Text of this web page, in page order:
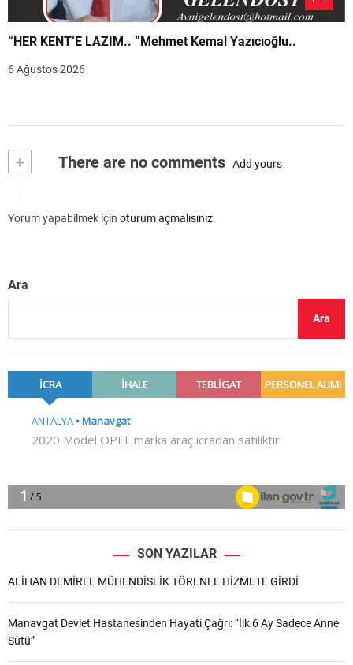
“HER KENT’E LAZIM.. ”Mehmet Kemal Yazıcıoğlu..
6 Ağustos 2026
+ There are no comments Add yours
Yorum yapabilmek için oturum açmalısınız.
Ara
Ara
SON YAZILAR
ALİHAN DEMİREL MÜHENDİSLİK TÖRENLE HİZMETE GİRDİ
Manavgat Devlet Hastanesinden Hayati Çağrı: “İlk 6 Ay Sadece Anne
Sütü”